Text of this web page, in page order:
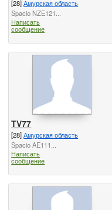
[28]Амурская область
Spacio NZE121...
Написать
сообщение
TV77
[28]Амурская область
Spacio AE111...
Написать
сообщение